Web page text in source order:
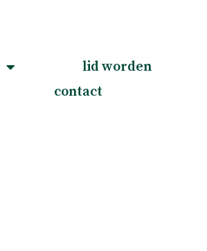
lid worden
contact